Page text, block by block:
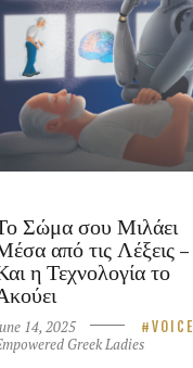
Σώμα σου Μιλάει
από τις Λέξεις –
η Τεχνολογία το
14, 2025 VOICE
Greek Ladies